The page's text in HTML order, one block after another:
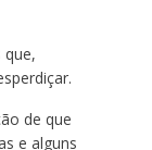
que,
de que
e alguns